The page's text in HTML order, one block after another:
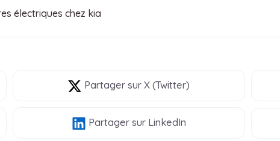
électriques chez kia
Partager sur X (Twitter)
Partagersur LinkedIn